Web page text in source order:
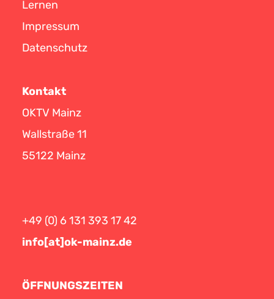
Lernen
Impressum
Datenschutz
Kontakt
OKTV Mainz
Wallstraße 11
55122 Mainz
+49 (0) 6 131 393 17 42
info[at]ok-mainz.de
ÖFFNUNGSZEITEN